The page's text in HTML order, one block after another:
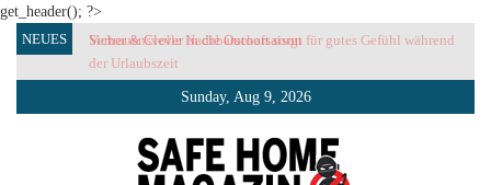
get_header(); ?>
Skip
content
NEUES Sicher & Clever in die Outoorsaison
Vertrauensvolle Nachbarschaft sorgt für gutes Gefühl während
der Urlaubszeit
Sunday, Aug 9, 2026
SAFE HOME Magazin